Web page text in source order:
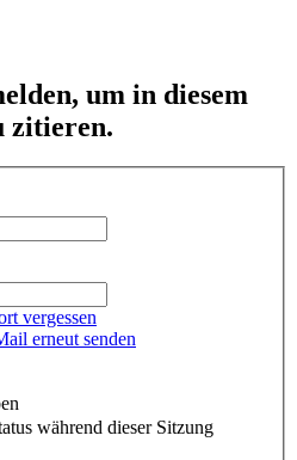
um in diesem
zitieren.
vergessen
erneut senden
während dieser Sitzung